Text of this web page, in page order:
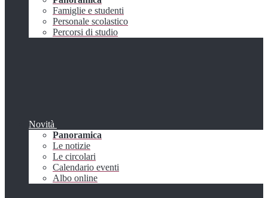
Famiglie e studenti
Personale scolastico
Percorsi di studio
Novità
Panoramica
Le notizie
Le circolari
Calendario eventi
Albo online